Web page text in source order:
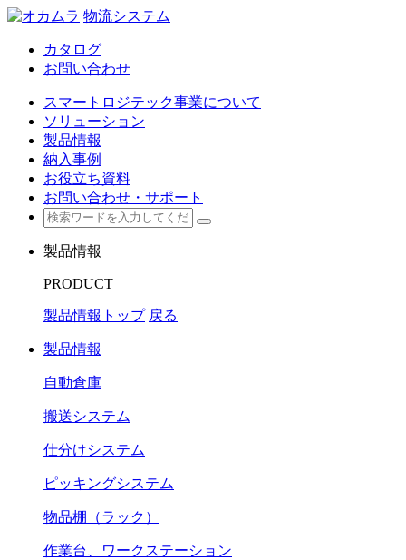
物流システム
カタログ
お問い合わせ
スマートロジテック事業について
ソリューション
製品情報
納入事例
お役立ち資料
お問い合わせ・サポート
製品情報
PRODUCT
製品情報トップ 戻る
製品情報
自動倉庫
搬送システム
仕分けシステム
ピッキングシステム
物品棚（ラック）
作業台、ワークステーション